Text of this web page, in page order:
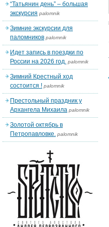
“Татьянин день” – большая
экскурсия palomnik
Зимние экскурсии для
паломников palomnik
Идет запись в поездки по
России на 2026 год. palomnik
Зимний Крестный ход
состоится ! palomnik
Престольный праздник у
Архангела Михаила palomnik
Золотой октябрь в
Петропавловке. palomnik